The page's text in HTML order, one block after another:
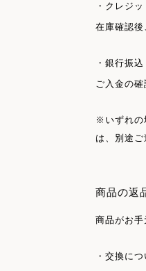
クレジ
在庫確認後
銀行振込
ご入金の
※いずれの
は、別途
商品の返
商品がお手
交換につ